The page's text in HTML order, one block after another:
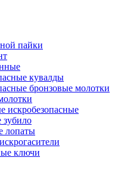
пайки
кувалды
бронзовые молотки
искробезопасные
зубило
лопаты
ключи